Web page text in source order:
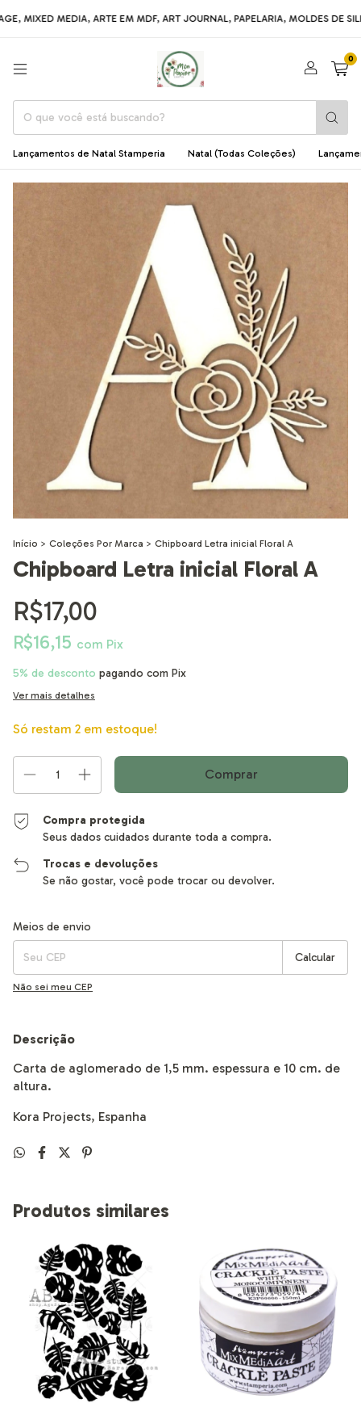
MIXED MEDIA, ARTE EM MDF, ART JOURNAL, PAPELARIA, MOLDES DE
0
Lançamentos de Natal Stamperia Natal (Todas Coleções)
Início > Coleções Por Marca > Chipboard Letra inicial Floral A
Chipboard Letra inicial Floral A
R$17,00
R$16,15 com Pix
5% de desconto pagando com Pix
Ver mais detalhes
Só restam 2 em estoque!
Compra protegida
Seus dados cuidados durante toda a compra.
Trocas e devoluções
Se não gostar, você pode trocar ou devolver.
Entregas para o CEP:
Meios de envio
Calcular
Não sei meu CEP
Descrição
Carta de aglomerado de 1,5 mm. espessura e 10 cm. de
altura.
Kora Projects, Espanha
Produtos similares